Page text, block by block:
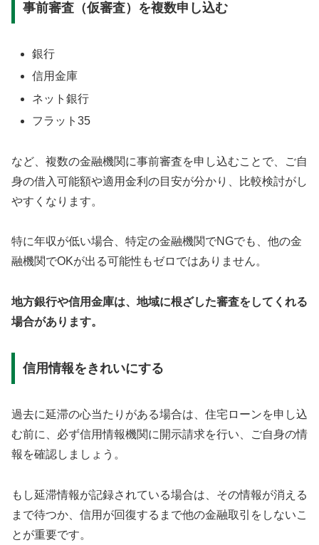
事前審査（仮審査）を複数申し込む
銀行
信用金庫
ネット銀行
フラット35
など、複数の金融機関に事前審査を申し込むことで、ご自
身の借入可能額や適用金利の目安が分かり、比較検討がし
やすくなります。
特に年収が低い場合、特定の金融機関でNGでも、他の金
融機関でOKが出る可能性もゼロではありません。
地方銀行や信用金庫は、地域に根ざした審査をしてくれる
場合があります。
信用情報をきれいにする
過去に延滞の心当たりがある場合は、住宅ローンを申し込
む前に、必ず信用情報機関に開示請求を行い、ご自身の情
報を確認しましょう。
もし延滞情報が記録されている場合は、その情報が消える
まで待つか、信用が回復するまで他の金融取引をしないこ
とが重要です。